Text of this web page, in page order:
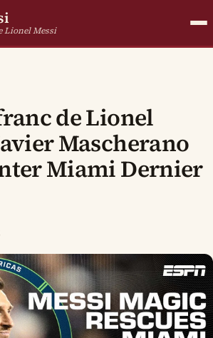
Lionel Messi
de Lionel
Mascherano
Miami Dernier